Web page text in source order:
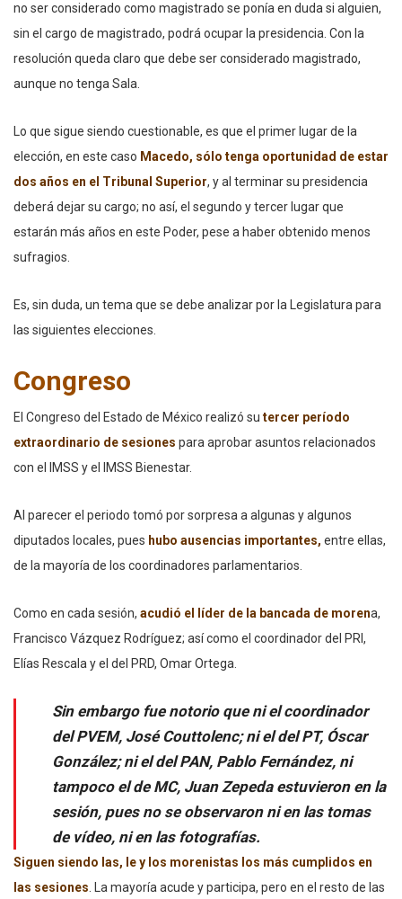
no ser considerado como magistrado se ponía en duda si alguien,
sin el cargo de magistrado, podrá ocupar la presidencia. Con la
resolución queda claro que debe ser considerado magistrado,
aunque no tenga Sala.
Lo que sigue siendo cuestionable, es que el primer lugar de la
elección, en este caso Macedo, sólo tenga oportunidad de estar
dos años en el Tribunal Superior, y al terminar su presidencia
deberá dejar su cargo; no así, el segundo y tercer lugar que
estarán más años en este Poder, pese a haber obtenido menos
sufragios.
Es, sin duda, un tema que se debe analizar por la Legislatura para
las siguientes elecciones.
Congreso
El Congreso del Estado de México realizó su tercer período
extraordinario de sesiones para aprobar asuntos relacionados
con el IMSS y el IMSS Bienestar.
Al parecer el periodo tomó por sorpresa a algunas y algunos
diputados locales, pues hubo ausencias importantes, entre ellas,
de la mayoría de los coordinadores parlamentarios.
Como en cada sesión, acudió el líder de la bancada de morena,
Francisco Vázquez Rodríguez; así como el coordinador del PRI,
Elías Rescala y el del PRD, Omar Ortega.
Sin embargo fue notorio que ni el coordinador
del PVEM, José Couttolenc; ni el del PT, Óscar
González; ni el del PAN, Pablo Fernández, ni
tampoco el de MC, Juan Zepeda estuvieron en la
sesión, pues no se observaron ni en las tomas
de vídeo, ni en las fotografías.
Siguen siendo las, le y los morenistas los más cumplidos en
las sesiones . La mayoría acude y participa, pero en el resto de las